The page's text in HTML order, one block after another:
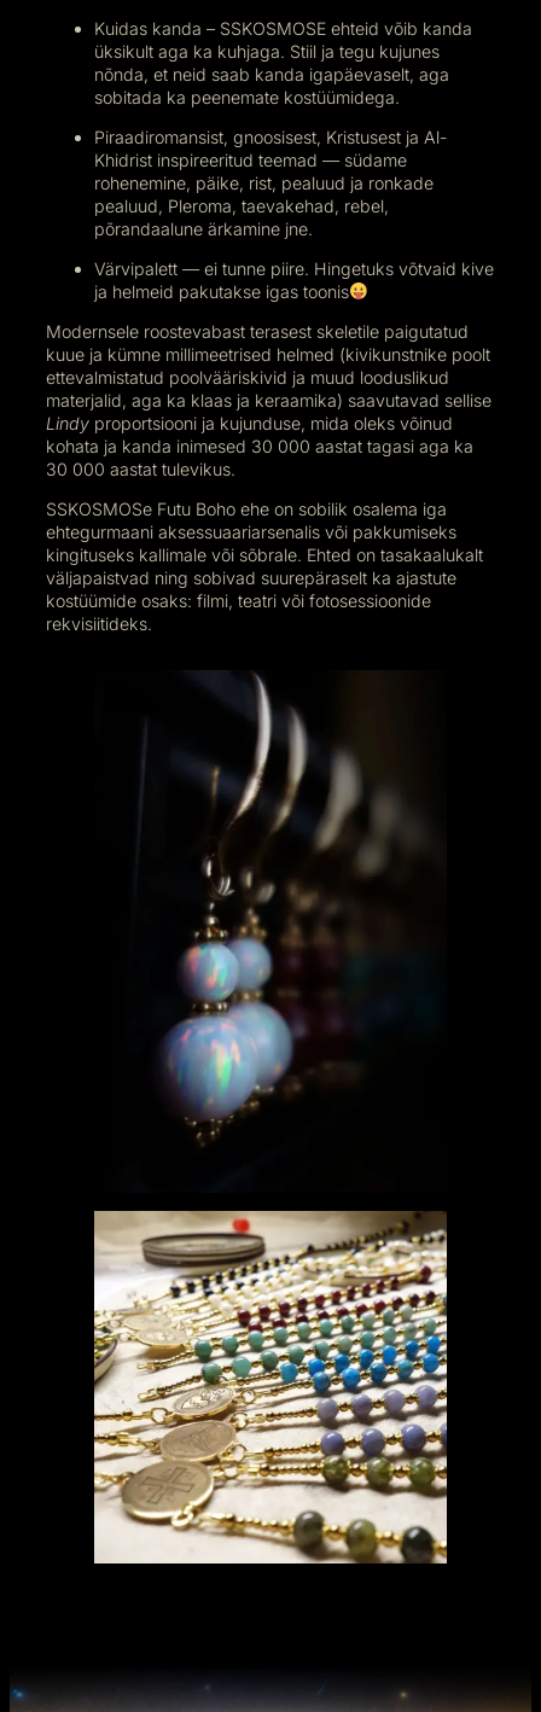
Kuidas kanda – SSKOSMOSE ehteid võib kanda
üksikult aga ka kuhjaga. Stiil ja tegu kujunes
nõnda, et neid saab kanda igapäevaselt, aga
sobitada ka peenemate kostüümidega.
Piraadiromansist, gnoosisest, Kristusest ja Al-
Khidrist inspireeritud teemad — südame
rohenemine, päike, rist, pealuud ja ronkade
pealuud, Pleroma, taevakehad, rebel,
põrandaalune ärkamine jne.
Värvipalett — ei tunne piire. Hingetuks võtvaid kive
ja helmeid pakutakse igas toonis
Modernsele roostevabast terasest skeletile paigutatud
kuue ja kümne millimeetrised helmed (kivikunstnike poolt
ettevalmistatud poolvääriskivid ja muud looduslikud
materjalid, aga ka klaas ja keraamika) saavutavad sellise
Lindy proportsiooni ja kujunduse, mida oleks võinud
kohata ja kanda inimesed 30 000 aastat tagasi aga ka
30 000 aastat tulevikus.
SSKOSMOSe Futu Boho ehe on sobilik osalema iga
ehtegurmaani aksessuaariarsenalis või pakkumiseks
kingituseks kallimale või sõbrale. Ehted on tasakaalukalt
väljapaistvad ning sobivad suurepäraselt ka ajastute
kostüümide osaks: filmi, teatri või fotosessioonide
rekvisiitideks.